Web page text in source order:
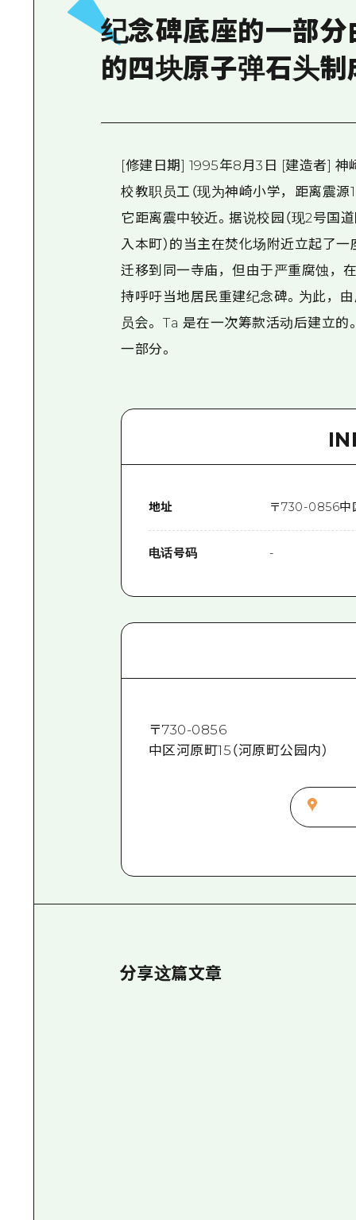
纪念碑底座的一部
的四块原子弹石头制
[修建日期] 1995年8月3日 [建造者]
校教职员工（现为神崎小学，距离震
它距离震中较近。据说校园（现2号国
入本町）的当主在焚化场附近立起了
迁移到同一寺庙，但由于严重腐蚀，
持呼吁当地居民重建纪念碑。为此，
员会。 Ta 是在一次筹款活动后建立
一部分。
地址 〒730-0856中
电话号码 -
〒730-0856
中区河原町15（河原町公园内）
分享这篇文章